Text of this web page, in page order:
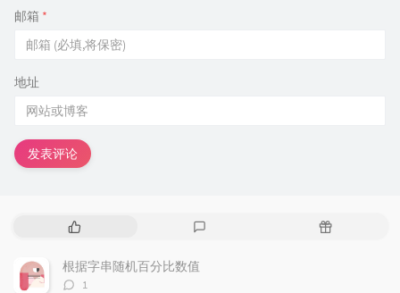
邮箱 *
地址
发表评论
热
文
章
随
根据字串随机百分比数值
评1